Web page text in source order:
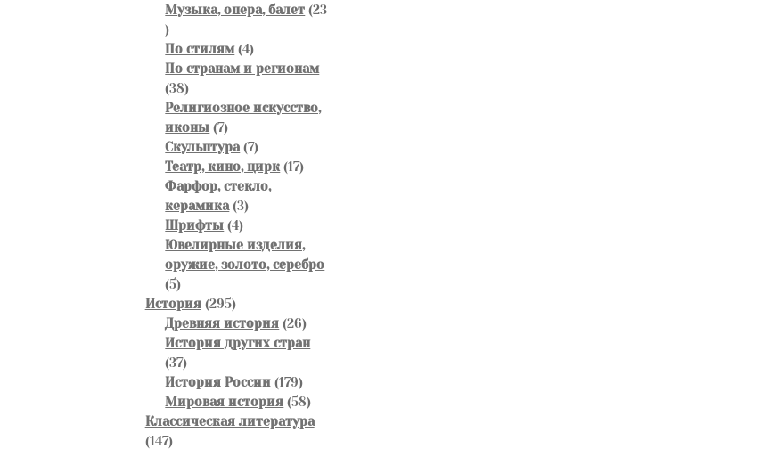
товара
Музыка, опера, балет 23
23
товара
По стилям 44
товара
По странам и регионам
3838
товаров
Религиозное искусство,
иконы 77
товаров
Скульптура 77
товаров
Театр, кино, цирк 1717
Фарфор, стекло,
керамика 33
Шрифты 44
товара
Ювелирные изделия,
оружие, золото, серебро
55
товаров
История 295295
товаров
Древняя история 2626
товаров
История других стран
3737
товаров
История России 179179
товаров
Мировая история 5858
товаров
Классическая литература
147147